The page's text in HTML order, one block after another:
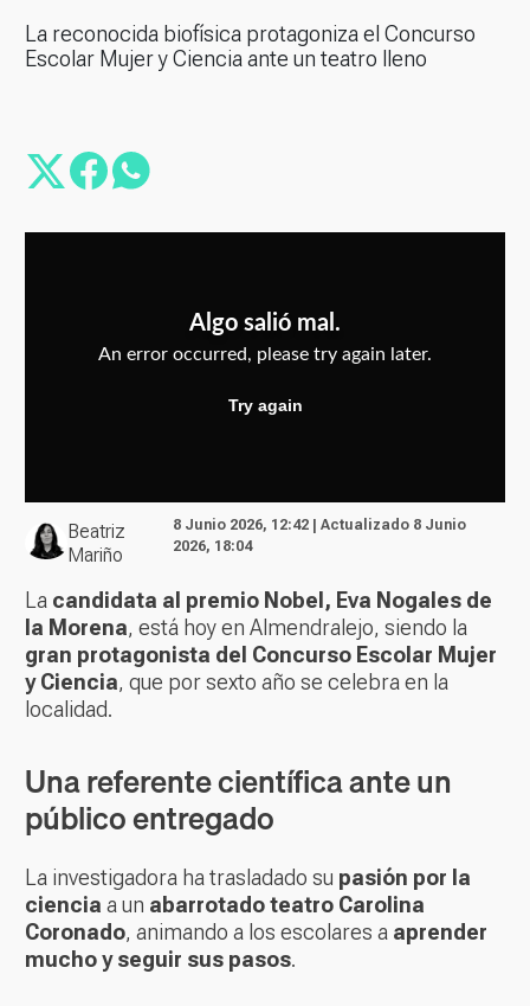
La reconocida biofísica protagoniza el Concurso
Escolar Mujer y Ciencia ante un teatro lleno
Beatriz
Mariño
8 Junio 2026, 12:42 | Actualizado 8 Junio
2026, 18:04
La candidata al premio Nobel, Eva Nogales de
la Morena, está hoy en Almendralejo, siendo la
gran protagonista del Concurso Escolar Mujer
y Ciencia, que por sexto año se celebra en la
localidad.
Una referente científica ante un
público entregado
La investigadora ha trasladado su pasión por la
ciencia a un abarrotado teatro Carolina
Coronado, animando a los escolares a aprender
mucho y seguir sus pasos.